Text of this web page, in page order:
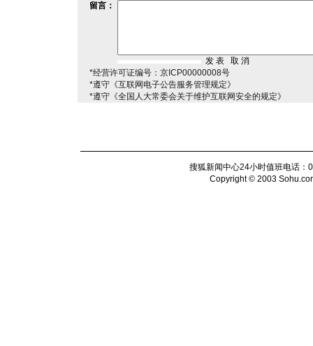
留言：
*经营许可证编号：京ICP00000008号
*遵守《互联网电子公告服务管理规定》
*遵守《全国人大常委会关于维护互联网安全的规定》
搜狐新闻中心24小时值班电话
Copyright © 2003